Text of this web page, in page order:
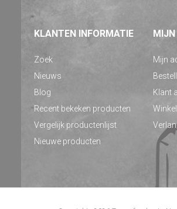
KLANTEN INFORMATIE
Zoek
Nieuws
Blog
Recent bekeken producten
Vergelijk productenlijst
Nieuwe producten
Mijn
Klant